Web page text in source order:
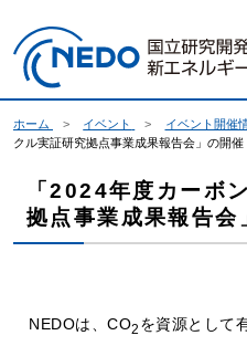
ホーム イベント イベント開催
クル実証研究拠点事業成果報告会」の開催
「2024年度カーボ
拠点事業成果報告会
NEDOは、CO2 を資源として